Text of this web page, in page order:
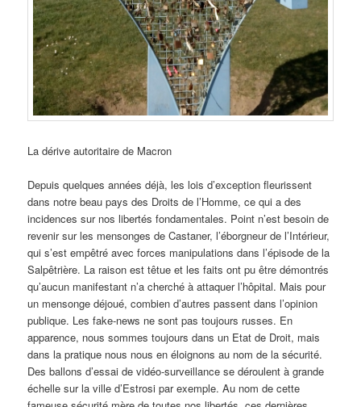
La dérive autoritaire de Macron
Depuis quelques années déjà, les lois d’exception fleurissent
dans notre beau pays des Droits de l’Homme, ce qui a des
incidences sur nos libertés fondamentales. Point n’est besoin de
revenir sur les mensonges de Castaner, l’éborgneur de l’Intérieur,
qui s’est empêtré avec forces manipulations dans l’épisode de la
Salpêtrière. La raison est têtue et les faits ont pu être démontrés
qu’aucun manifestant n’a cherché à attaquer l’hôpital. Mais pour
un mensonge déjoué, combien d’autres passent dans l’opinion
publique. Les fake-news ne sont pas toujours russes. En
apparence, nous sommes toujours dans un Etat de Droit, mais
dans la pratique nous nous en éloignons au nom de la sécurité.
Des ballons d’essai de vidéo-surveillance se déroulent à grande
échelle sur la ville d’Estrosi par exemple. Au nom de cette